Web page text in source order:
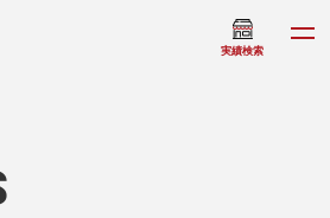
実績検索